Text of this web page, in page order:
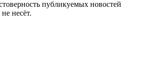
публикуемых новостей
несёт.